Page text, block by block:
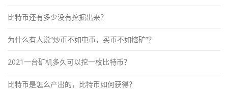
比特币还有多少没有挖掘出来？
为什么有人说“炒币不如屯币，买币不如挖矿”？
2021一台矿机多久可以挖一枚比特币？
比特币是怎么产出的，比特币如何获得？